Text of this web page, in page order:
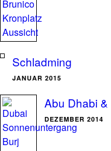
Schladming
JANUAR 2015
Abu Dhabi &
DEZEMBER 2014